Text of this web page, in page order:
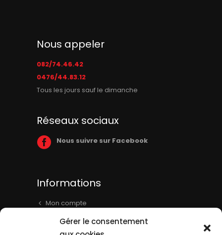
Gérer le consentement
Nous appeler
082/74.46.42
0476/44.83.12
Tous les jours sauf le dimanche
Réseaux sociaux
Nous suivre sur Facebook
Informations
Mon compte
Panier